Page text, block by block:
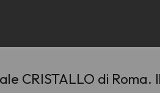
CRISTALLO di Roma.